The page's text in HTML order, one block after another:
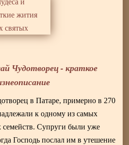
Чудотворец - краткое
в Патаре, примерно в 270
к одному из самых
семейств. Супруги были уже
Господь послал им в утешение